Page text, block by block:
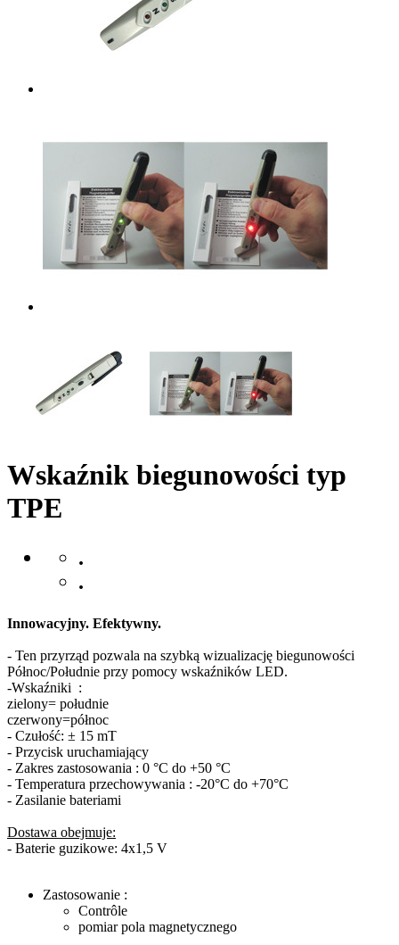
Wskaźnik biegunowości typ
TPE
.
.
Innowacyjny. Efektywny.
- Ten przyrząd pozwala na szybką wizualizację biegunowości
Północ/Południe przy pomocy wskaźników LED.
-Wskaźniki :
zielony= południe
czerwony=północ
- Czułość: ± 15 mT
- Przycisk uruchamiający
- Zakres zastosowania : 0 °C do +50 °C
- Temperatura przechowywania : -20°C do +70°C
- Zasilanie bateriami
Dostawa obejmuje:
- Baterie guzikowe: 4x1,5 V
Zastosowanie :
Contrôle
pomiar pola magnetycznego